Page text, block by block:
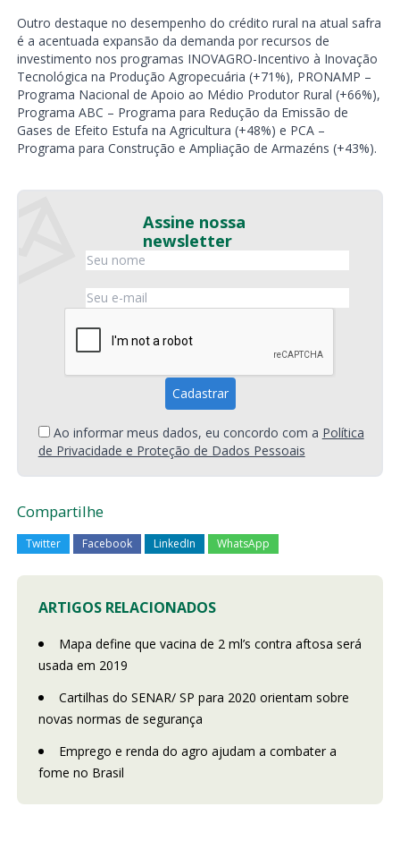
Outro destaque no desempenho do crédito rural na atual safra
é a acentuada expansão da demanda por recursos de
investimento nos programas INOVAGRO-Incentivo à Inovação
Tecnológica na Produção Agropecuária (+71%), PRONAMP –
Programa Nacional de Apoio ao Médio Produtor Rural (+66%),
Programa ABC – Programa para Redução da Emissão de
Gases de Efeito Estufa na Agricultura (+48%) e PCA –
Programa para Construção e Ampliação de Armazéns (+43%).
Assine nossa
newsletter
Ao informar meus dados, eu concordo com a Política
de Privacidade e Proteção de Dados Pessoais
Compartilhe
Twitter Facebook LinkedIn WhatsApp
ARTIGOS RELACIONADOS
Mapa define que vacina de 2 ml’s contra aftosa será
usada em 2019
Cartilhas do SENAR/ SP para 2020 orientam sobre
novas normas de segurança
Emprego e renda do agro ajudam a combater a
fome no Brasil